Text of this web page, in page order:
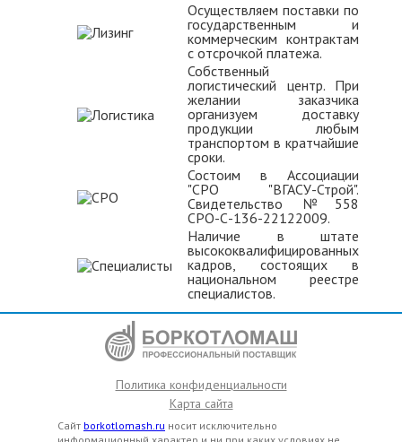
Осуществляем поставки по
государственным и
коммерческим контрактам
с отсрочкой платежа.
Собственный
логистический центр. При
желании заказчика
организуем доставку
продукции любым
транспортом в кратчайшие
сроки.
Состоим в Ассоциации
"СРО "ВГАСУ-Строй".
Свидетельство №558
СРО-С-136-22122009.
Наличие в штате
высококвалифицированных
кадров, состоящих в
национальном реестре
специалистов.
Политика конфиденциальности
Карта сайта
Сайт borkotlomash.ru носит исключительно